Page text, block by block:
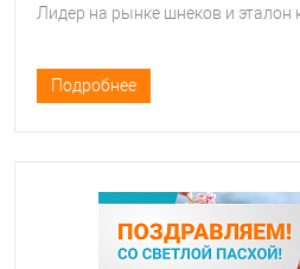
Лидер на рынке шнеков и эталон
Подробнее